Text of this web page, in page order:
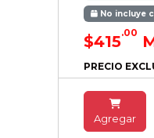
No incluye
$415.00
PRECIO
Agregar